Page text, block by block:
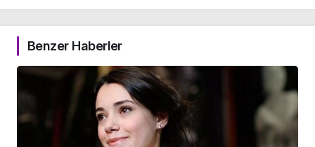
Benzer Haberler